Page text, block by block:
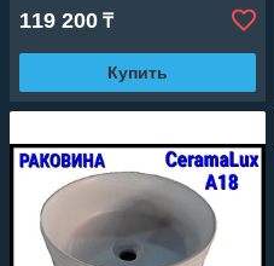
119 200 ₸
Купить